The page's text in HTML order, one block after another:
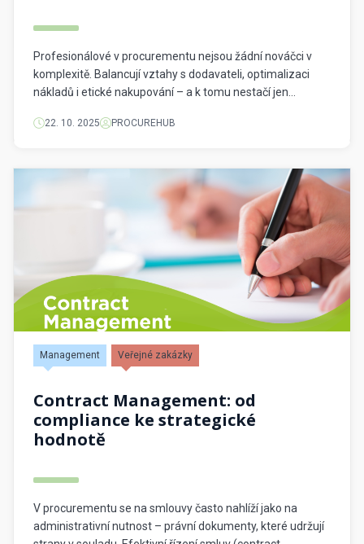
Profesionálové v procurementu nejsou žádní nováčci v
komplexitě. Balancují vztahy s dodavateli, optimalizaci
nákladů i etické nakupování – a k tomu nestačí jen
leadershipu v nákupních diskusích mluví méně, než by si
22. 10. 2025 PROCUREHUB
Management Veřejné zakázky
Contract Management: od
compliance ke strategické
hodnotě
V procurementu se na smlouvy často nahlíží jako na
administrativní nutnost – právní dokumenty, které udržují